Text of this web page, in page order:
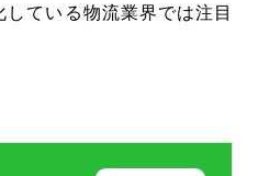
している物流業界では注目